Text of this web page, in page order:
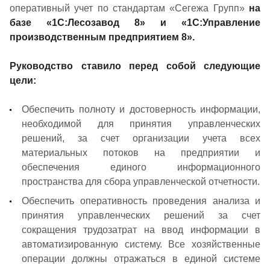
оперативный учет по стандартам «Сегежа Групп» на
базе «1С:Лесозавод 8» и «1С:Управление
производственным предприятием 8».
Руководство ставило перед собой следующие
цели:
Обеспечить полноту и достоверность информации,
необходимой для принятия управленческих
решений, за счет организации учета всех
материальных потоков на предприятии и
обеспечения единого информационного
пространства для сбора управленческой отчетности.
Обеспечить оперативность проведения анализа и
принятия управленческих решений за счет
сокращения трудозатрат на ввод информации в
автоматизированную систему. Все хозяйственные
операции должны отражаться в единой системе